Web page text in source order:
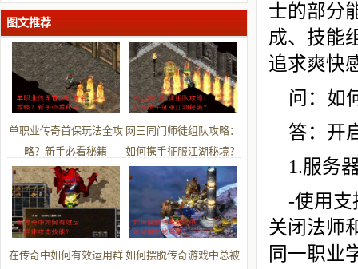
士的部分
成、技能
追求爽快
问：如
答：开
1.服务
-使用支
关闭法师
同一职业
大公开？
图文推荐
单职业传奇首保玩法全攻
略？新手必看秘籍
网三同门师徒组队攻略：
如何携手征服江湖秘境？
在传奇中如何有效运用群 如何摆脱传奇游戏中总被